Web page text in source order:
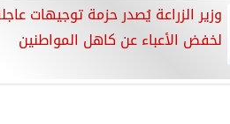
وزير الزراعة يُصدر حزمة توجيهات
لخفض الأعباء عن كاهل المواطنين